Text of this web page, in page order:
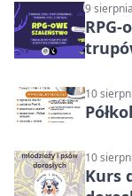
9
10
10
Kurs